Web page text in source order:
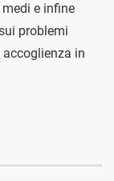
e infine
problemi
in